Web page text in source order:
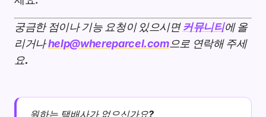
궁금한 점이나 기능 요청이 있으시면커뮤니티에 올
리거나help@whereparcel.com으로 연락해 주세
요.
원하는 택배사가 없으신가요?